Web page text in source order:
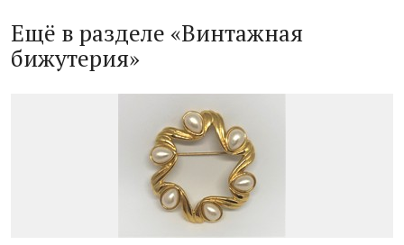
Ещё в разделе «Винтажная
бижутерия»